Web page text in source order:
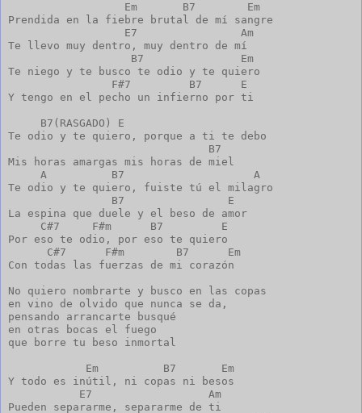
                  Em       B7        Em
Prendida en la fiebre brutal de mí sangre
                  E7                Am
Te llevo muy dentro, muy dentro de mí
                   B7               Em
Te niego y te busco te odio y te quiero
                F#7         B7      E
Y tengo en el pecho un infierno por ti
     B7(RASGADO) E
Te odio y te quiero, porque a ti te debo
                               B7
Mis horas amargas mis horas de miel
     A          B7                    A
Te odio y te quiero, fuiste tú el milagro
                B7                E
La espina que duele y el beso de amor
     C#7     F#m      B7         E
Por eso te odio, por eso te quiero
      C#7      F#m        B7      Em
Con todas las fuerzas de mi corazón
No quiero nombrarte y busco en las copas
en vino de olvido que nunca se da,
pensando arrancarte busqué
en otras bocas el fuego
que borre tu beso inmortal
            Em          B7       Em
Y todo es inútil, ni copas ni besos
           E7                  Am
Pueden separarme, separarme de ti